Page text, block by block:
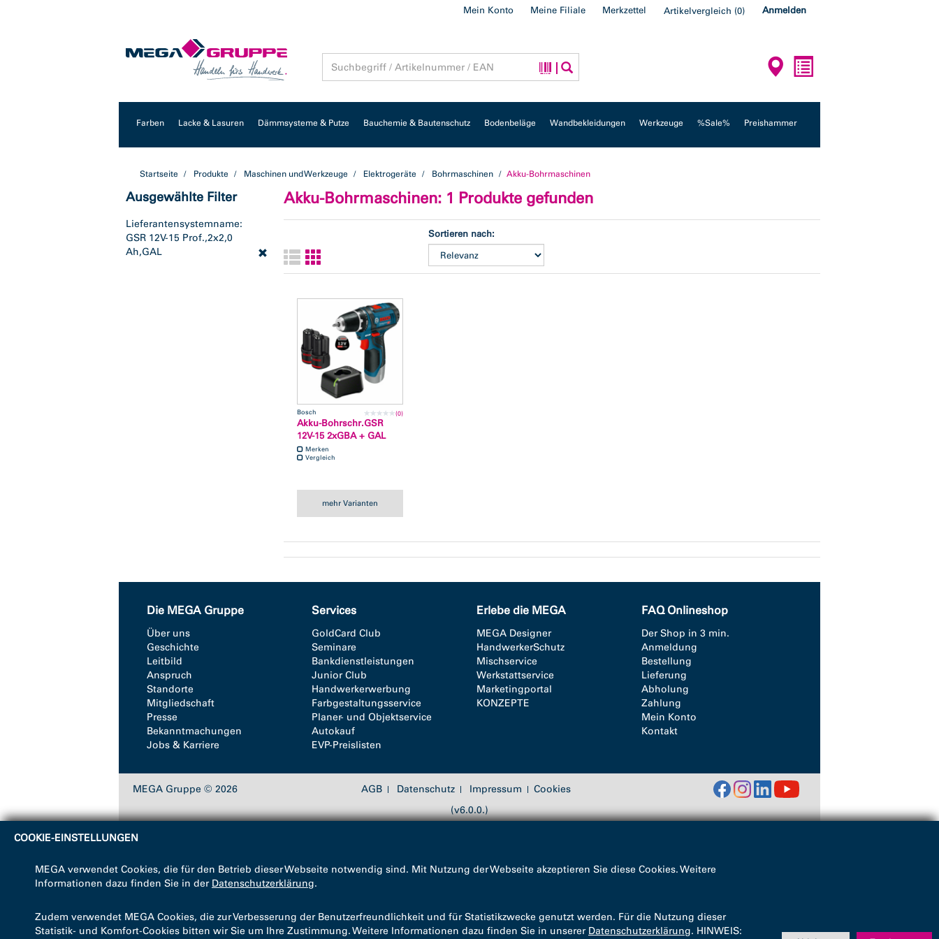
Mein Konto Meine Filiale Merkzettel Artikelvergleich (0) Anmelden
Farben Lacke & Lasuren Dämmsysteme & Putze Bauchemie & Bautenschutz Bodenbeläge Wandbekleidungen Werkzeuge %Sale% Preishammer
Startseite Produkte Maschinen und Werkzeuge Elektrogeräte Bohrmaschinen Akku-Bohrmaschinen
Ausgewählte Filter
Lieferantensystemname:
GSR 12V-15 Prof.,2x2,0
Ah,GAL
Akku-Bohrmaschinen: 1 Produkte gefunden
Sortieren nach:
Bosch (0)
Akku-Bohrschr.GSR
12V-15 2xGBA + GAL
Merken
Vergleich
mehr Varianten
Die MEGA Gruppe
Über uns
Geschichte
Leitbild
Anspruch
Standorte
Mitgliedschaft
Presse
Bekanntmachungen
Jobs & Karriere
Services
GoldCard Club
Seminare
Bankdienstleistungen
Junior Club
Handwerkerwerbung
Farbgestaltungsservice
Planer- und Objektservice
Autokauf
EVP-Preislisten
Erlebe die MEGA
MEGA Designer
HandwerkerSchutz
Mischservice
Werkstattservice
Marketingportal
KONZEPTE
FAQ Onlineshop
Der Shop in 3 min.
Anmeldung
Bestellung
Lieferung
Abholung
Zahlung
Mein Konto
Kontakt
MEGA Gruppe © 2026 AGB Datenschutz Impressum
Cookies
(v6.0.0.)
COOKIE-EINSTELLUNGEN
MEGA verwendet Cookies, die für den Betrieb dieser Webseite notwendig sind. Mit Nutzung der Webseite akzeptieren Sie diese Cookies. Weitere
Informationen dazu finden Sie in der Datenschutzerklärung.
Zudem verwendet MEGA Cookies, die zur Verbesserung der Benutzerfreundlichkeit und für Statistikzwecke genutzt werden. Für die Nutzung dieser
Statistik- und Komfort-Cookies bitten wir Sie um Ihre Zustimmung. Weitere Informationen dazu finden Sie in unserer Datenschutzerklärung. HINWEIS: